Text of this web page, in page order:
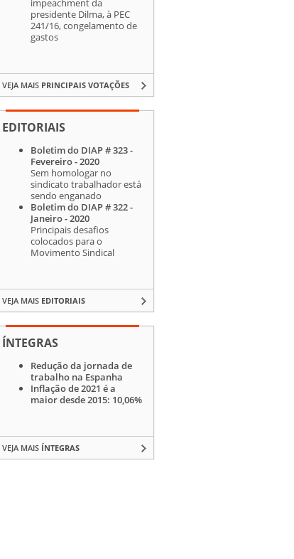
impeachment da
presidente Dilma, à PEC
241/16, congelamento de
gastos
VEJA MAIS PRINCIPAIS VOTAÇÕES
EDITORIAIS
Boletim do DIAP # 323 -
Fevereiro - 2020
Sem homologar no
sindicato trabalhador está
sendo enganado
Boletim do DIAP # 322 -
Janeiro - 2020
Principais desafios
colocados para o
Movimento Sindical
VEJA MAIS EDITORIAIS
ÍNTEGRAS
Redução da jornada de
trabalho na Espanha
Inflação de 2021 é a
maior desde 2015: 10,06%
VEJA MAIS ÍNTEGRAS